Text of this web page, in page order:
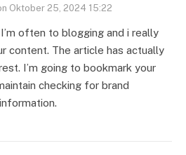
Oktober 25, 2024 15:22
I’m often to blogging and i really
content. The article has actually
I’m going to bookmark your
checking for brand